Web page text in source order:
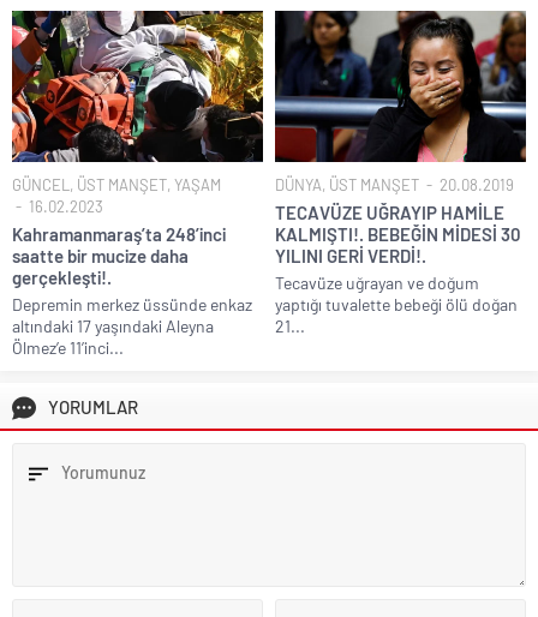
GÜNCEL , ÜST MANŞET, YAŞAM
16.02.2023
Kahramanmaraş’ta 248’inci
saatte bir mucize daha
gerçekleşti!.
Depremin merkez üssünde enkaz
altındaki 17 yaşındaki Aleyna
Ölmez’e 11’inci...
DÜNYA, ÜST MANŞET 20.08.2019
TECAVÜZE UĞRAYIP HAMİLE
KALMIŞTI!. BEBEĞİN MİDESİ 30
YILINI GERİ VERDİ!.
Tecavüze uğrayan ve doğum
yaptığı tuvalette bebeği ölü doğan
21...
YORUMLAR